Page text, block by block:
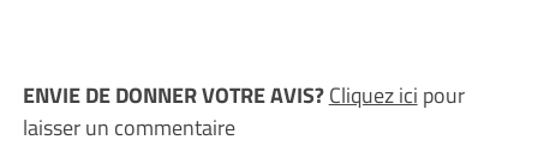
ENVIE DE DONNER VOTRE AVIS?Cliquez ici pour
laisser un commentaire